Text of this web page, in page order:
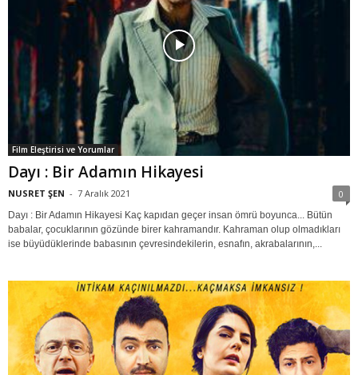
Film Eleştirisi ve Yorumlar
Dayı : Bir Adamın Hikayesi
NUSRET ŞEN - 7 Aralık 2021 0
Dayı : Bir Adamın Hikayesi Kaç kapıdan geçer insan ömrü boyunca... Bütün
babalar, çocuklarının gözünde birer kahramandır. Kahraman olup olmadıkları
ise büyüdüklerinde babasının çevresindekilerin, esnafın, akrabalarının,...